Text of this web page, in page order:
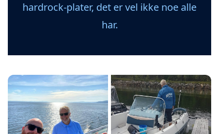
hardrock-plater, det er vel ikke noe alle
har.